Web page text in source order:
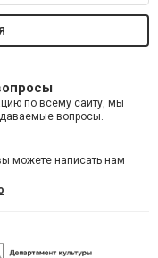
по всему сайту, мы
вопросы.
можете написать нам